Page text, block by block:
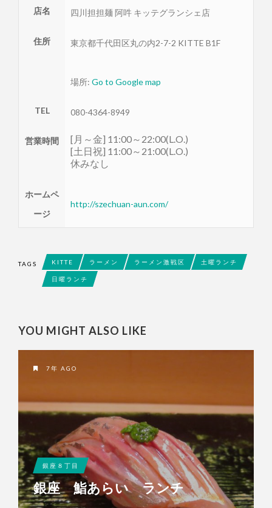
店名 四川担担麺 阿吽 キッテグランシェ店
住所 東京都千代田区丸の内2-7-2 KITTE B1F
場所: Go to Google map
TEL 080-4364-8949
営業時間
[月～金] 11:00～22:00(L.O.)
[土日祝] 11:00～21:00(L.O.)
休みなし
ホームペ
ージ
http://szechuan-aun.com/
TAGS KITTE ラーメン ラーメン激戦区 土曜ランチ
日曜ランチ
YOU MIGHT ALSO LIKE
7年 AGO
銀座８丁目
銀座 鮨あらい ランチ